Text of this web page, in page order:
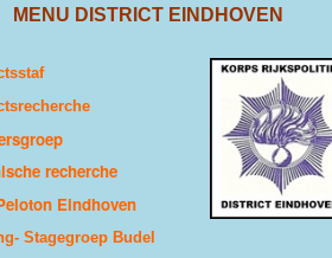
MENU DISTRICT EINDHOVEN
recherche
Eindhoven
Stagegroep Budel